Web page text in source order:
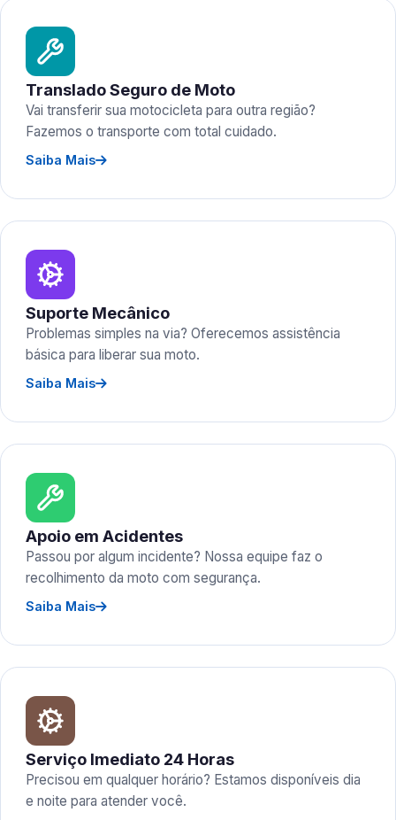
Translado Seguro de Moto
Vai transferir sua motocicleta para outra região?
Fazemos o transporte com total cuidado.
Saiba Mais
Suporte Mecânico
Problemas simples na via? Oferecemos assistência
básica para liberar sua moto.
Saiba Mais
Apoio em Acidentes
Passou por algum incidente? Nossa equipe faz o
recolhimento da moto com segurança.
Saiba Mais
Serviço Imediato 24 Horas
Precisou em qualquer horário? Estamos disponíveis dia
e noite para atender você.